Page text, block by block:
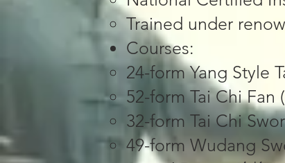
Trained under
​​Courses​​:
24-form Yang Style
52-form Tai Chi Fan
32-form Tai Chi
49-form Wudang